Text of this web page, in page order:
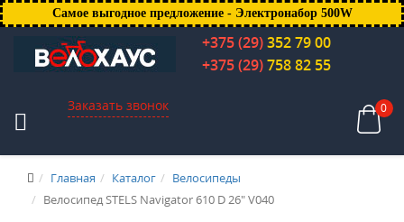
Самое выгодное предложение - Электронабор 500W
+375 (29)352 79 00
+375 (29)758 82 55
Заказать звонок 0
Главная Каталог
Велосипеды
Велосипед STELS Navigator 610 D 26" V040